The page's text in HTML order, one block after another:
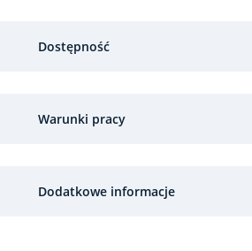
Dostępność
Warunki pracy
Dodatkowe informacje